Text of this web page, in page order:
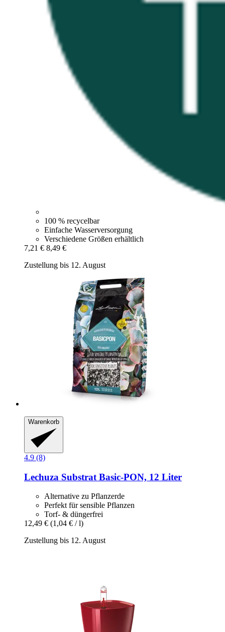
100 % recycelbar
Einfache Wasserversorgung
Verschiedene Größen erhältlich
7,21 € 8,49 €
Zustellung bis 12. August
Warenkorb
4.9 (8)
Lechuza Substrat Basic-​PON, 12 Liter
Alternative zu Pflanzerde
Perfekt für sensible Pflanzen
Torf- & düngerfrei
12,49 € (1,04 € / l)
Zustellung bis 12. August